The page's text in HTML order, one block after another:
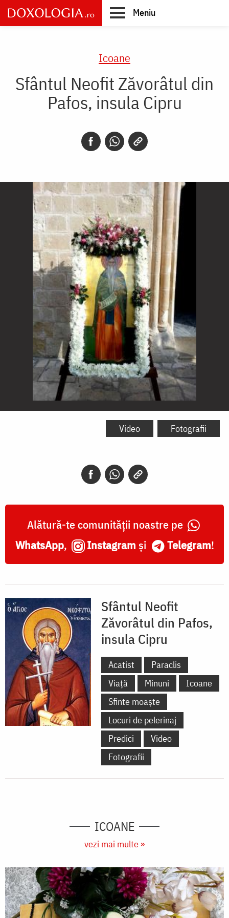
Skip
to
main
Meniu
Icoane
Sfântul Neofit Zăvorâtul din
Pafos, insula Cipru
Sfântul
Cipru
Video Fotografii
Alătură-te comunității noastre pe
WhatsApp, Instagram și Telegram!
Sfântul Neofit
Zăvorâtul din Pafos,
insula Cipru
Acatist
Paraclis
Viață
Minuni
Icoane
Sfinte moaște
Locuri de pelerinaj
Predici
Video
Fotografii
ICOANE
vezi mai multe »